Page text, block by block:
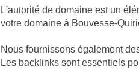
L'autorité de domaine est un
votre domaine à Bouvesse-
Nous fournissons également
Les backlinks sont essentiels